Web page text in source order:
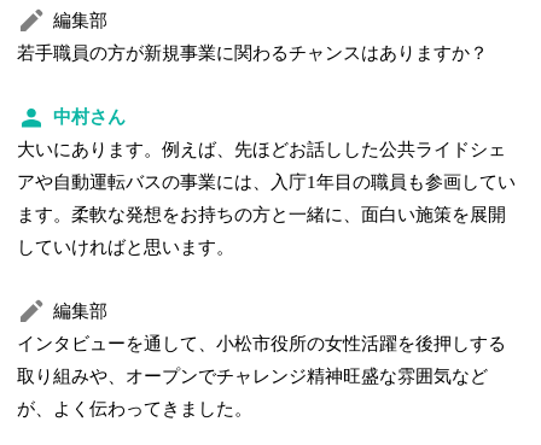
編集部
若手職員の方が新規事業に関わるチャンスはありますか？
中村さん
大いにあります。例えば、先ほどお話しした公共ライドシェ
アや自動運転バスの事業には、入庁1年目の職員も参画してい
ます。柔軟な発想をお持ちの方と一緒に、面白い施策を展開
していければと思います。
編集部
インタビューを通して、小松市役所の女性活躍を後押しする
取り組みや、オープンでチャレンジ精神旺盛な雰囲気など
が、よく伝わってきました。